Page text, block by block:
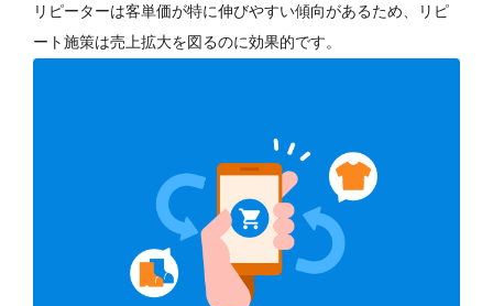
リピーターは客単価が特に伸びやすい傾向があるため、リピ
ート施策は売上拡大を図るのに効果的です。